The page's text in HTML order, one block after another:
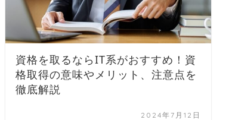
資格を取るならIT系がおすすめ！資
格取得の意味やメリット、注意点を
徹底解説
2024年7月12日